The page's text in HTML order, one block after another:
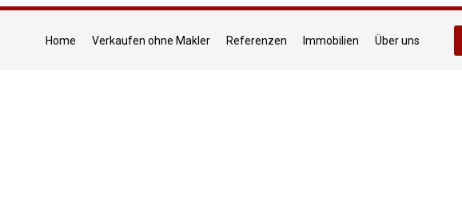
Home Verkaufen ohne Makler Referenzen Immobilien Über uns